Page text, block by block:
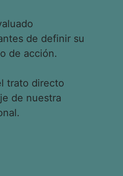
de definir su
de acción.
trato directo
de nuestra